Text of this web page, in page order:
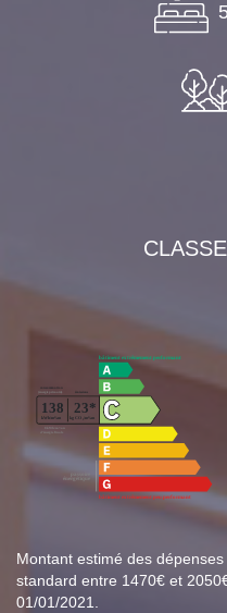
Montant estimé des
standard entre 1470€ et
01/01/2021.